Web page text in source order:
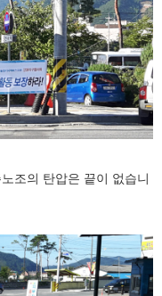
조의 탄압은 끝이 없습니